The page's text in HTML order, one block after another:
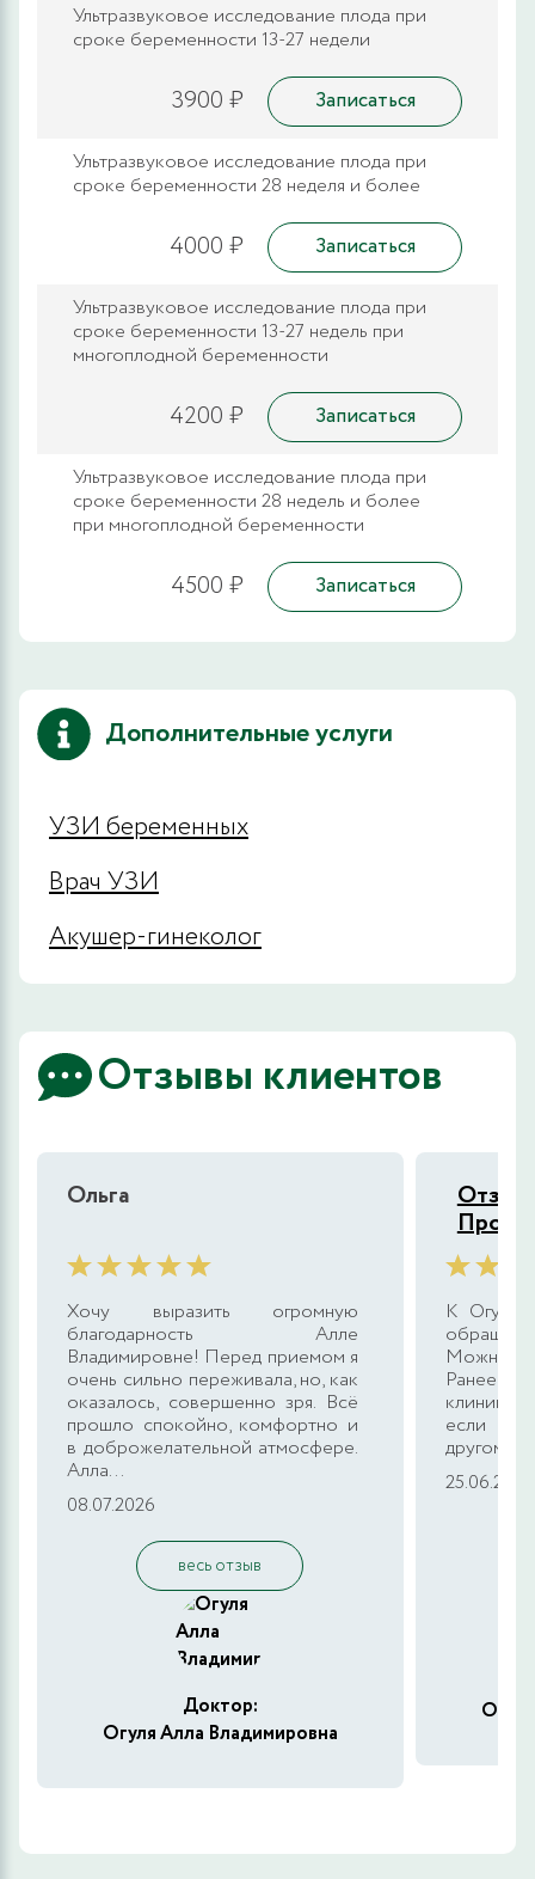
Ультразвуковое исследование плода при
сроке беременности 13-27 недели
3900 ₽ Записаться
Ультразвуковое исследование плода при
сроке беременности 28 неделя и более
4000 ₽ Записаться
Ультразвуковое исследование плода при
сроке беременности 13-27 недель при
многоплодной беременности
4200 ₽ Записаться
Ультразвуковое исследование плода при
сроке беременности 28 недель и более
при многоплодной беременности
4500 ₽ Записаться
Дополнительные услуги
УЗИ беременных
Врач УЗИ
Акушер-гинеколог
Отзывы клиентов
Ольга
Хочу выразить огромную
благодарность Алле
Владимировне! Перед приемом я
очень сильно переживала, но, как
оказалось, совершенно зря. Всё
прошло спокойно, комфортно и
в доброжелательной атмосфере.
Алла...
08.07.2026
весь отзыв
Доктор:
Огуля Алла Владимировна
Отзыв
К Огуле
Можно
Ранее я
клинике,
если
другом
25.06.2026